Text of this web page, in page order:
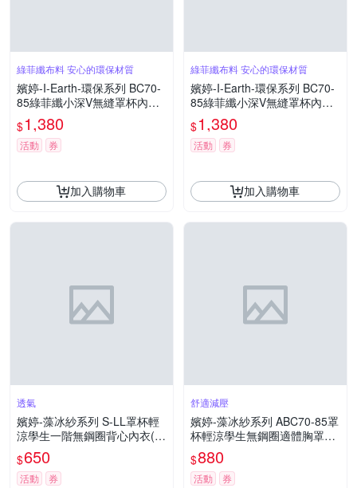
綠菲纖布料 安心的環保材質
嬪婷-I-Earth-環保系列 BC70-
85綠菲纖小深V無縫罩杯內衣
(簡約白)BB3682IW
$1,380
活動 券
加入購物車
綠菲纖布料 安心的環保材質
嬪婷-I-Earth-環保系列 BC70-
85綠菲纖小深V無縫罩杯內衣
(清新綠)BB3682C2
$1,380
活動 券
加入購物車
透氣
嬪婷-藻冰紗系列 S-LL罩杯輕
涼學生一階無鋼圈背心內衣(甜
心紫)BB1101L6
$650
活動 券
舒適減壓
嬪婷-藻冰紗系列 ABC70-85罩
杯輕涼學生無鋼圈適體胸罩內
衣(甜心紫)BB1701L6
$880
活動 券